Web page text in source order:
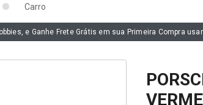
Carro
e Ganhe Frete Grátis em sua Primeira Compra